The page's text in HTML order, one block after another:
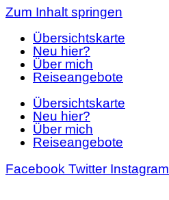
Zum Inhalt springen
Übersichtskarte
Neu hier?
Über mich
Reiseangebote
Übersichtskarte
Neu hier?
Über mich
Reiseangebote
Facebook Twitter Instagram